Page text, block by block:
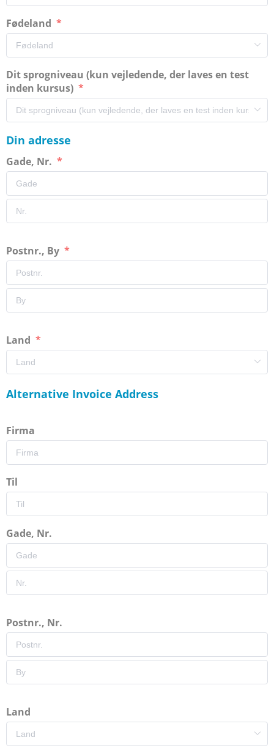
Fødeland
Dit sprogniveau (kun vejledende, der laves en test
inden kursus)
Din adresse
Gade, Nr.
Postnr., By
Land
Alternative Invoice Address
Firma
Til
Gade, Nr.
Postnr., Nr.
Land